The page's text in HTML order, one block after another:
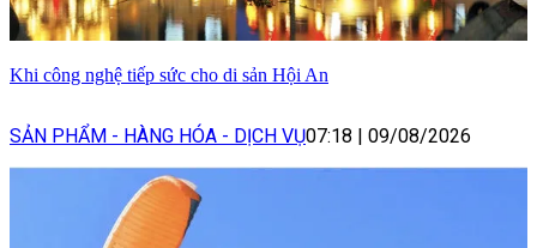
Khi công nghệ tiếp sức cho di sản Hội An
SẢN PHẨM - HÀNG HÓA - DỊCH VỤ07:18 09/08/2026